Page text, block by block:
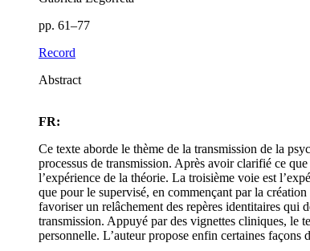
pp. 61–77
Record
Abstract
FR:
Ce texte aborde le thème de la transmission de la
processus de transmission. Après avoir clarifié ce
l’expérience de la théorie. La troisième voie est
que pour le supervisé, en commençant par la
favoriser un relâchement des repères identitaires qui
transmission. Appuyé par des vignettes cliniques, le
personnelle. L’auteur propose enfin certaines façons